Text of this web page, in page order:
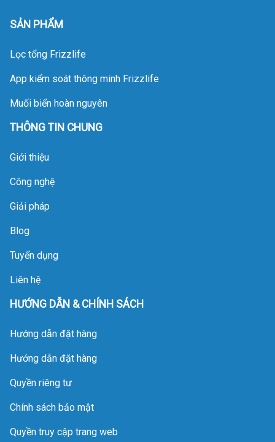
là giữ lại, hấp phụ và
trao đổi ion qua các
Khi vượt quá ngưỡng
dung lượng vận hành,
hệ thống sẽ rơi vào
trạng thái bão hòa,
và mất hoàn toàn khả
chuyên môn, Deluxe
Home sẽ phân tích chi
tiết cơ chế suy kiệt của
vật liệu lọc và quy trình
nhằm giúp gia chủ tối
ưu hóa tuổi thọ cho
khoản đầu tư này.
SẢN PHẨM
Lọc tổng Frizzlife
App kiểm soát thông minh Frizzlife
Muối biển hoàn nguyên
THÔNG TIN CHUNG
Giới thiệu
Công nghệ
Giải pháp
Blog
Tuyển dụng
Liên hệ
HƯỚNG DẪN & CHÍNH SÁCH
Hướng dẫn đặt hàng
Hướng dẫn đặt hàng
Quyền riêng tư
Chính sách bảo mật
Quyền truy cập trang web